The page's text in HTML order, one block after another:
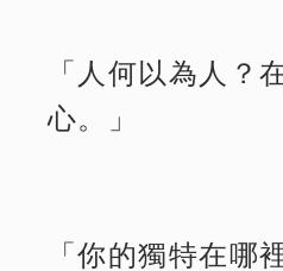
「人何以為人？
心。」
「你的獨特在哪